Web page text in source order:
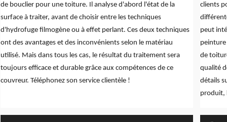
de bouclier pour une toiture. Il analyse d'abord l'état de la
surface à traiter, avant de choisir entre les techniques
d'hydrofuge filmogène ou à effet perlant. Ces deux techniques
ont des avantages et des inconvénients selon le matériau
utilisé. Mais dans tous les cas, le résultat du traitement sera
toujours efficace et durable grâce aux compétences de ce
couvreur. Téléphonez son service clientèle !
clients
peut
de
qualité
détails
produit,